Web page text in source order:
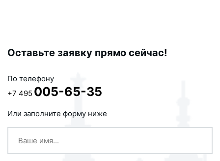
Оставьте заявку прямо сейчас!
По телефону
+7 495 005-65-35
Или заполните форму ниже